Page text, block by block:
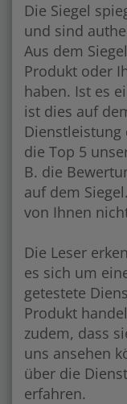
Die Siegel
und sind
Aus dem
Produkt oder
haben. Ist es
ist dies auf
die Top 5
B. die
auf dem
von Ihnen
Die Leser
es sich um
getestete
Produkt
zudem, dass
uns ansehen
über die
erfahren.